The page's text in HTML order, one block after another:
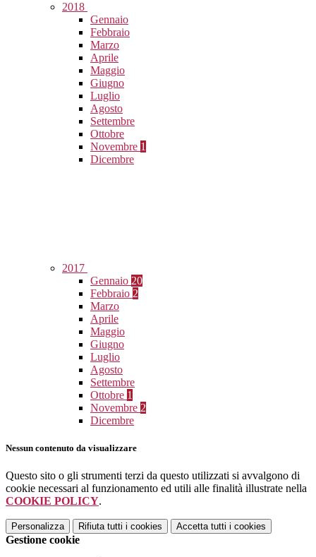
2018
Gennaio
Febbraio
Marzo
Aprile
Maggio
Giugno
Luglio
Agosto
Settembre
Ottobre
Novembre 1
Dicembre
2017
Gennaio 20
Febbraio 2
Marzo
Aprile
Maggio
Giugno
Luglio
Agosto
Settembre
Ottobre 1
Novembre 2
Dicembre
Nessun contenuto da visualizzare
Questo sito o gli strumenti terzi da questo utilizzati si avvalgono di
cookie necessari al funzionamento ed utili alle finalità illustrate nella
COOKIE POLICY.
Personalizza Rifiuta tutti i cookies Accetta tutti i cookies
Gestione cookie